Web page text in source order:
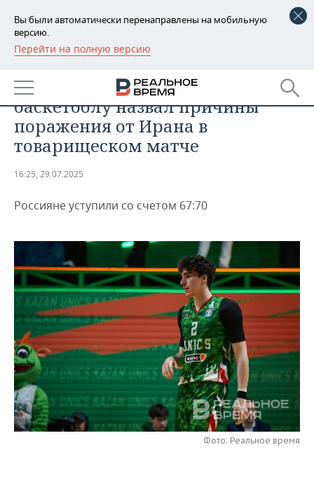
Вы были автоматически перенаправлены на мобильную
версию.
Перейти на полную версию
РЕГИОНЫ
БАШКОРТОСТАН
ТАТАРСТАН
УДМУРТИЯ
НОВОСТИ
АНАЛИТИКА
НОВОСТИ АНАЛИТИКИ
ДЕКЛАРАЦИИ О ДОХОДАХ
КОРОЛИ ГОСЗАКАЗА ПФО
ВУЗЫ ТАТАРСТАНА
КОМУ ПРИНАДЛЕЖАТ
ТОРГОВЫЕ ЦЕНТРЫ
ТАТАРСТАНА
ЭКОНОМИКА
НОВОСТИ ЭКОНОМИКИ
ФИНАНСЫ
БАНКИ
БЮДЖЕТ
ИНВЕСТИЦИИ
ПРОМЫШЛЕННОСТЬ
НОВОСТИ
АГРОПРОМ
МАШИНОСТРОЕНИЕ
НЕФТЕХИМИЯ
НЕФТЬ
ОПК
ЭНЕРГЕТИКА
НЕДВИЖИМОСТЬ
НОВОСТИ НЕДВИЖИМОСТИ
АВТО
НОВОСТИ АВТО
БИЗНЕС
НОВОСТИ БИЗНЕСА
РОЗНИЧНАЯ ТОРГОВЛЯ
ТРАНСПОРТ
УСЛУГИ
ТЕХНОЛОГИИ
НОВОСТИ ТЕХНОЛОГИЙ
IT
МЕДИА
МЕРОПРИЯТИЯ
НОВОСТИ МЕРОПРИЯТИЙ
ВЫЕЗДНАЯ РЕДАКЦИЯ
СПОРТ
НОВОСТИ СПОРТА
ОБЩЕСТВО
Тренер сборной России по
баскетболу назвал причины
поражения от Ирана в
товарищеском матче
16:25, 29.07.2025
Россияне уступили со счетом 67:70
Фото: Реальное время